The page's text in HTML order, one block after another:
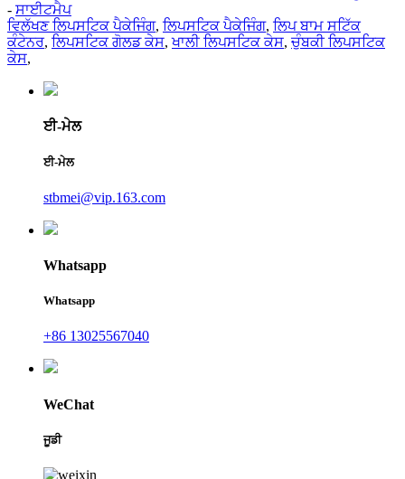
- ਸਾਈਟਮੈਪ
ਵਿਲੱਖਣ ਲਿਪਸਟਿਕ ਪੈਕੇਜਿੰਗ, ਲਿਪਸਟਿਕ ਪੈਕੇਜਿੰਗ, ਲਿਪ ਬਾਮ ਸਟਿੱਕ
ਕੰਟੇਨਰ, ਲਿਪਸਟਿਕ ਗੋਲਡ ਕੇਸ,ਖਾਲੀ ਲਿਪਸਟਿਕ ਕੇਸ, ਚੁੰਬਕੀ ਲਿਪਸਟਿਕ
ਕੇਸ,
ਈ-ਮੇਲ
ਈ-ਮੇਲ
stbmei@vip.163.com
Whatsapp
Whatsapp
+86 13025567040
WeChat
ਜੂਡੀ